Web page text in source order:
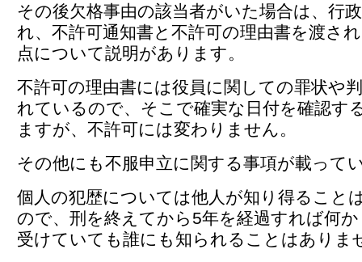
その後欠格事由の該当者がいた場合は、行
れ、不許可通知書と不許可の理由書を渡さ
点について説明があります。
不許可の理由書には役員に関しての罪状や
れているので、そこで確実な日付を確認す
ますが、不許可には変わりません。
その他にも不服申立に関する事項が載って
個人の犯歴については他人が知り得ること
ので、刑を終えてから5年を経過すれば何
受けていても誰にも知られることはありま